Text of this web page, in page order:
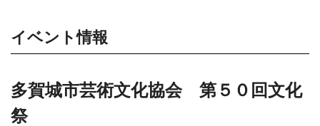
イベント情報
多賀城市芸術文化協会 第５０回文化
祭